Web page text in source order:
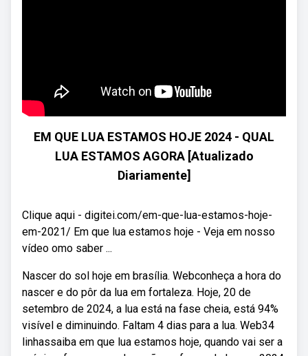
EM QUE LUA ESTAMOS HOJE 2024 - QUAL
LUA ESTAMOS AGORA [Atualizado
Diariamente]
Clique aqui - digitei.com/em-que-lua-estamos-hoje-
em-2021/ Em que lua estamos hoje - Veja em nosso
vídeo omo saber ...
Nascer do sol hoje em brasília. Webconheça a hora do
nascer e do pôr da lua em fortaleza. Hoje, 20 de
setembro de 2024, a lua está na fase cheia, está 94%
visível e diminuindo. Faltam 4 dias para a lua. Web34
linhassaiba em que lua estamos hoje, quando vai ser a